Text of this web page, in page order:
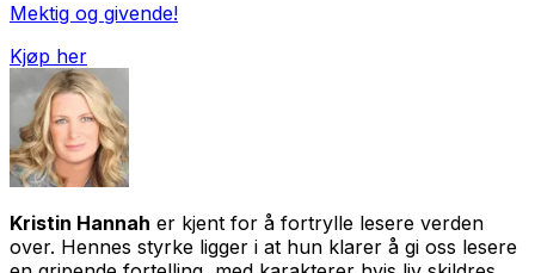
Mektig og givende!
Kjøp her
Kristin Hannah er kjent for å fortrylle lesere verden
over. Hennes styrke ligger i at hun klarer å gi oss lesere